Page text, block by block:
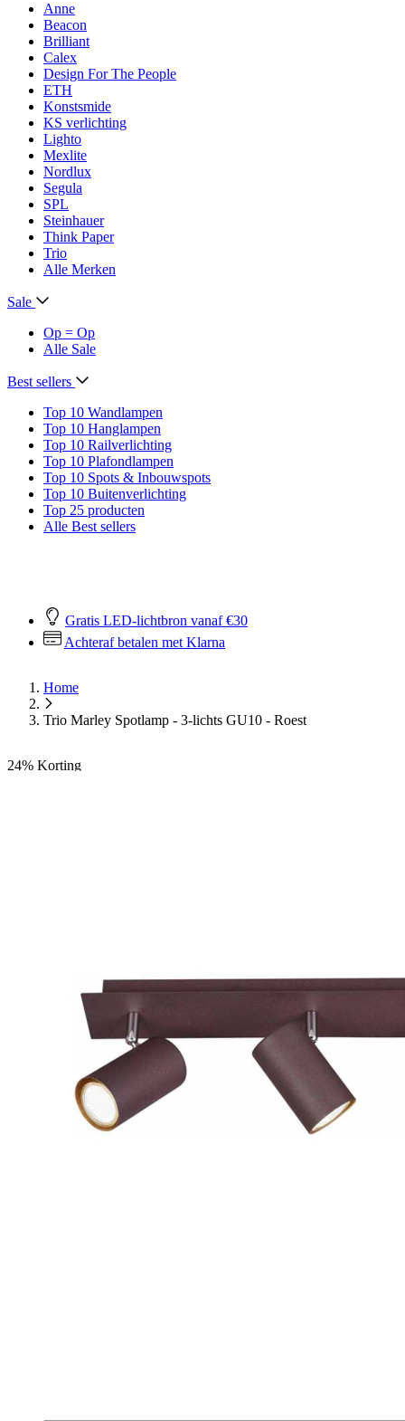
Anne
Beacon
Brilliant
Calex
Design For The People
ETH
Konstsmide
KS verlichting
Lighto
Mexlite
Nordlux
Segula
SPL
Steinhauer
Think Paper
Trio
Alle Merken
Sale
Op = Op
Alle Sale
Best sellers
Top 10 Wandlampen
Top 10 Hanglampen
Top 10 Railverlichting
Top 10 Plafondlampen
Top 10 Spots & Inbouwspots
Top 10 Buitenverlichting
Top 25 producten
Alle Best sellers
Gratis LED-lichtbron vanaf €30
Achteraf betalen met Klarna
Home
Trio Marley Spotlamp - 3-lichts GU10 - Roest
24% Korting